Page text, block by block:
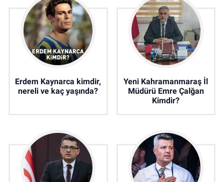
Erdem Kaynarca kimdir,
nereli ve kaç yaşında?
Yeni Kahramanmaraş İl
Müdürü Emre Çalğan
Kimdir?